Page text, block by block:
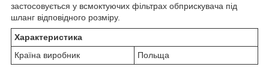
застосовується у всмоктуючих фільтрах обприскувача під
шланг відповідного розміру.
Характеристика
Країна виробник
Польща